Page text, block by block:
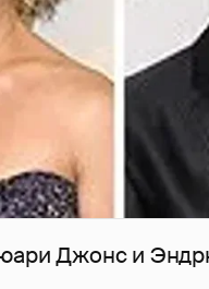
Джонс и